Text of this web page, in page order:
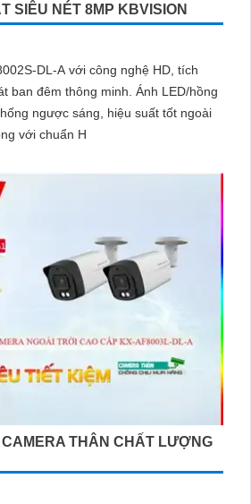
SIÊU NÉT 8MP KBVISION
DL-A với công nghệ HD, tích
thông minh. Ánh LED/hồng
ngược sáng, hiệu suất tốt ngoài
với chuẩn H
THÂN CHẤT LƯỢNG